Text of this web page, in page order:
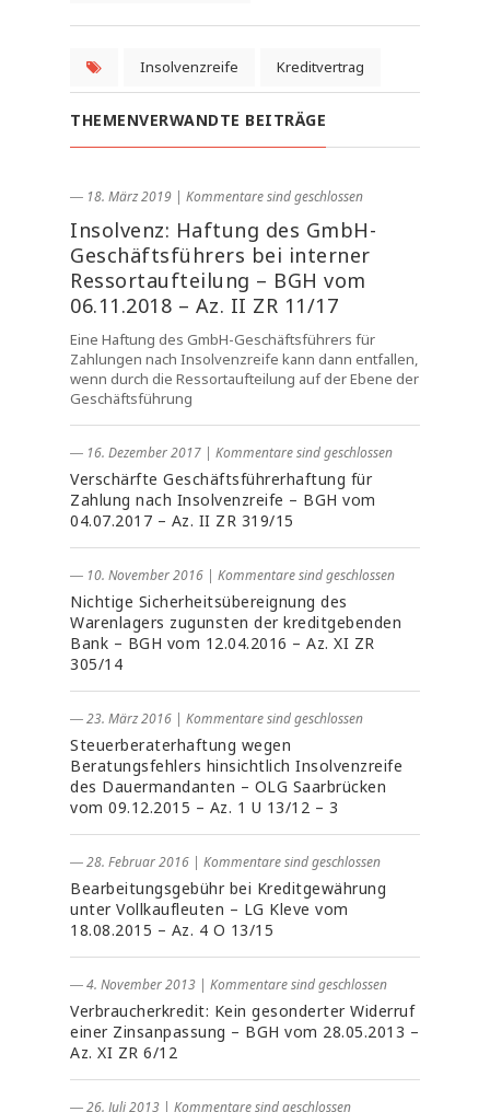
Insolvenzreife Kreditvertrag
THEMENVERWANDTE BEITRÄGE
― 18. März 2019 | Kommentare sind geschlossen
Insolvenz: Haftung des GmbH-
Geschäftsführers bei interner
Ressortaufteilung – BGH vom
06.11.2018 – Az. II ZR 11/17
Eine Haftung des GmbH-Geschäftsführers für
Zahlungen nach Insolvenzreife kann dann entfallen,
wenn durch die Ressortaufteilung auf der Ebene der
Geschäftsführung
― 16. Dezember 2017 | Kommentare sind geschlossen
Verschärfte Geschäftsführerhaftung für
Zahlung nach Insolvenzreife – BGH vom
04.07.2017 – Az. II ZR 319/15
― 10. November 2016 | Kommentare sind geschlossen
Nichtige Sicherheitsübereignung des
Warenlagers zugunsten der kreditgebenden
Bank – BGH vom 12.04.2016 – Az. XI ZR
305/14
― 23. März 2016 | Kommentare sind geschlossen
Steuerberaterhaftung wegen
Beratungsfehlers hinsichtlich Insolvenzreife
des Dauermandanten – OLG Saarbrücken
vom 09.12.2015 – Az. 1 U 13/12 – 3
― 28. Februar 2016 | Kommentare sind geschlossen
Bearbeitungsgebühr bei Kreditgewährung
unter Vollkaufleuten – LG Kleve vom
18.08.2015 – Az. 4 O 13/15
― 4. November 2013 | Kommentare sind geschlossen
Verbraucherkredit: Kein gesonderter Widerruf
einer Zinsanpassung – BGH vom 28.05.2013 –
Az. XI ZR 6/12
― 26. Juli 2013 | Kommentare sind geschlossen